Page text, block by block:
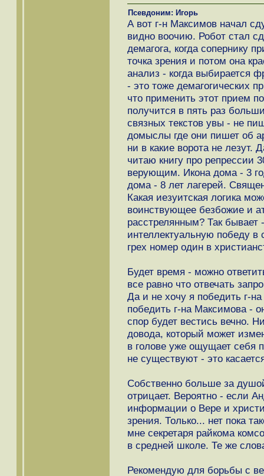
Псевдоним: Игорь
А вот г-н Максимов начал
видно воочию. Робот стал
демагога, когда сопернику
точка зрения и потом она
анализ - когда выбирается
- это тоже демагогических
что применить этот прием
получится в пять раз
связных текстов увы - не
домыслы где они пишет об
ни в какие ворота не лезут.
читаю книгу про репрессии
верующим. Икона дома - 3
дома - 8 лет лагерей.
Какая иезуитская логика
воинствующее безбожие и
расстрелянным? Так
интеллектуальную победу
грех номер один в
Будет время - можно
все равно что отвечать
Да и не хочу я победить г-
победить г-на Максимова -
спор будет вестись вечно.
довода, который может
в голове уже ощущает себя
не существуют - это
Собственно больше за
отрицает. Вероятно - если
информации о Вере и
зрения. Только... нет пока
мне cекретаря райкома
в средней школе. Те же
Рекомендую для борьбы с